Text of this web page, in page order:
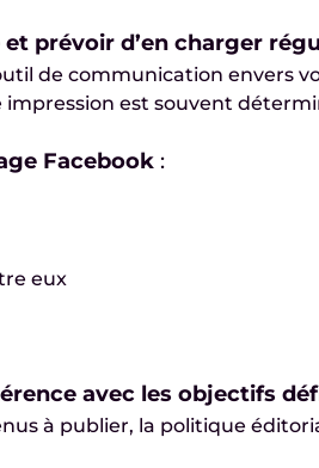
prévoir d’en charger
de communication envers
impression est souvent
Facebook:
eux
avec les objectifs
à publier, la politique